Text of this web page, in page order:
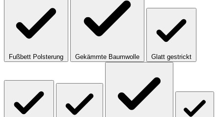
Fußbett Polsterung Gekämmte Baumwolle Glatt gestrickt